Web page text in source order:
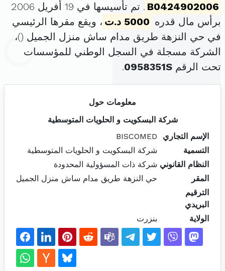
B0424902006
. تم تأسيسها في 19 أفريل 2006
برأس مال قدره 5000 د.ت
، ويقع مقرها الرئيسي
في حي النزهة طريق مدام ساش منزل الجميل ()،
الشركة مسجلة في السجل الوطني للمؤسسات
تحت الرقم 0958351S
.
معلومات حول
شركة البسكويت و الحلويات المتوسطية
الإسم التجاري
BISCOMED
التسمية
شركة البسكويت و الحلويات المتوسطية
النظام القانوني شركة ذات المسؤولية المحدودة
المقر
حي النزهة طريق مدام ساش منزل الجميل
الترقيم
البريدي
الولاية
بنزرت